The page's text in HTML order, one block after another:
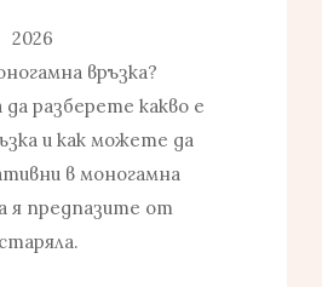
2026
връзка?
разберете какво е
и как можете да
в моногамна
я предпазите от